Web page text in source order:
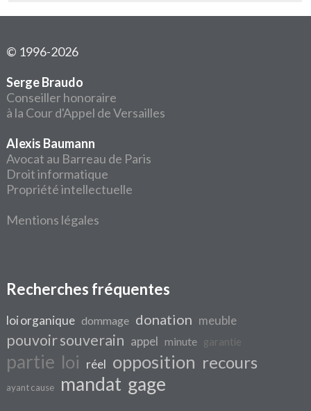
© 1996-2026
Serge Braudo
Conseiller honoraire
à la Cour d'Appel de Versailles
Alexis Baumann
Avocat au Barreau de Paris
Droit informatique
Propriété intellectuelle
Mentions légales
Recherches fréquentes
loi organique dommage donation meuble
pouvoir souverain appel minute garantie
partie loi réel opposition recours
ayant cause mandat gage